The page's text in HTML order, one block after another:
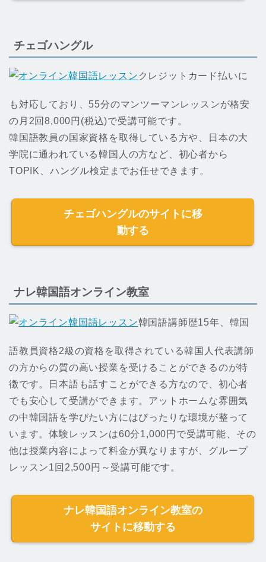
チェゴハングル
クレジットカード払いに
も対応しており、55分のマンツーマンレッスンが格安
の月2回8,000円(税込)で受講可能です。
韓国語教員の国家資格を取得している方や、日本の大
学院に通われている韓国人の方など、初心者から
TOPIK、ハングル検定までお任せできます。
チェゴハングルのサイトに移
動する
ナレ韓国語オンライン教室
韓国語講師歴15年、韓国
語教員資格2級の資格を取得されている韓国人代表講師
の方からの質の高い授業を受けることができるのが特
徴です。日本語も話すことができる方なので、初心者
でも安心して受講ができます。アットホームな雰囲気
の中韓国語を学びたい方にはぴったりな環境が整って
います。体験レッスンは60分1,000円で受講可能、その
他は授業内容によって料金が異なりますが、グループ
レッスン1回2,500円～受講可能です。
ナレ韓国語オンライン教室の
サイトに移動する